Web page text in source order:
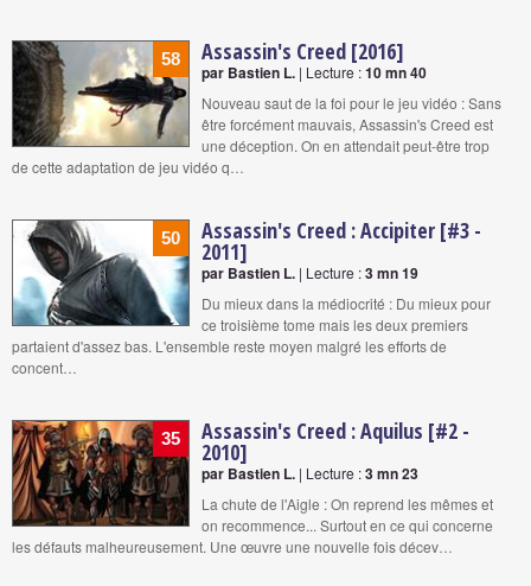
58 Assassin's Creed [2016]
par Bastien L. | Lecture :10 mn 40
Nouveau saut de la foi pour le jeu vidéo : Sans
être forcément mauvais, Assassin's Creed est
une déception. On en attendait peut-être trop
de cette adaptation de jeu vidéo q…
50 Assassin's Creed : Accipiter [#3 -
2011]
par Bastien L. | Lecture :3 mn 19
Du mieux dans la médiocrité : Du mieux pour
ce troisième tome mais les deux premiers
partaient d'assez bas. L'ensemble reste moyen malgré les efforts de
concent…
35 Assassin's Creed : Aquilus [#2 -
2010]
par Bastien L. | Lecture :3 mn 23
La chute de l'Aigle : On reprend les mêmes et
on recommence... Surtout en ce qui concerne
les défauts malheureusement. Une œuvre une nouvelle fois décev…